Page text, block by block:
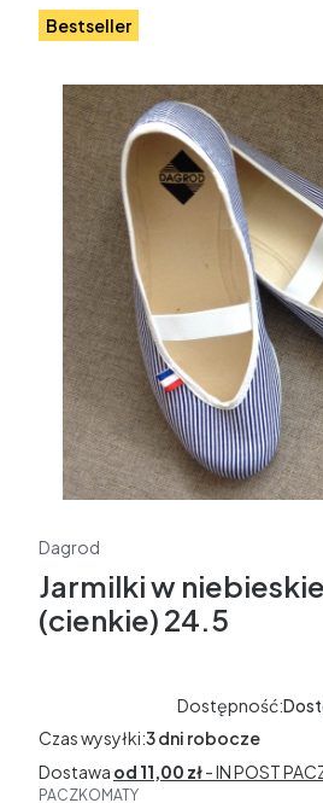
Etykiety
Bestseller
Dagrod
Jarmilki w
(cienkie) 24.5
Dostępność:
Czas wysyłki:3 dni robocze
Dostawa od 11,00 zł- IN POST
PACZKOMATY